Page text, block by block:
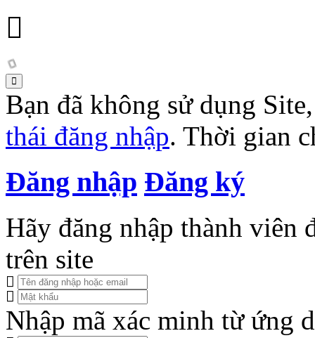
Bạn đã không sử dụng
thái đăng nhập. Thời gian
Đăng nhập Đăng ký
Hãy đăng nhập thành viên
trên site
Nhập mã xác minh từ ứng